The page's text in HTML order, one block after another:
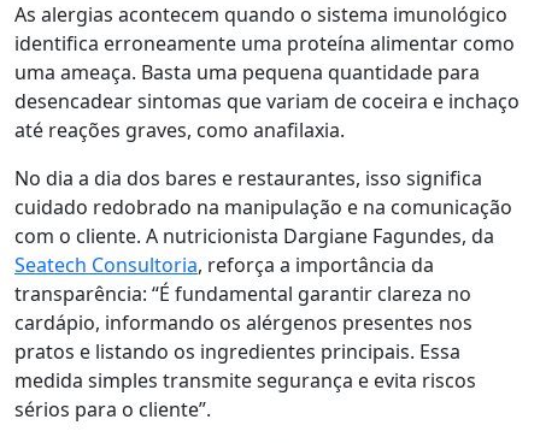
As alergias acontecem quando o sistema imunológico
identifica erroneamente uma proteína alimentar como
uma ameaça. Basta uma pequena quantidade para
desencadear sintomas que variam de coceira e inchaço
até reações graves, como anafilaxia.
No dia a dia dos bares e restaurantes, isso significa
cuidado redobrado na manipulação e na comunicação
com o cliente. A nutricionista Dargiane Fagundes, da
Seatech Consultoria, reforça a importância da
transparência: “É fundamental garantir clareza no
cardápio, informando os alérgenos presentes nos
pratos e listando os ingredientes principais. Essa
medida simples transmite segurança e evita riscos
sérios para o cliente”.